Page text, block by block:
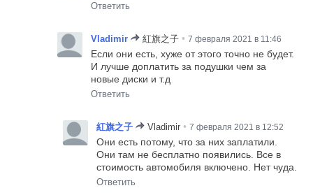
Ответить
Vladimir 紅旗之子 • 7 февраля 2021 в 11:46
Если они есть, хуже от этого точно не будет.
И лучше доплатить за подушки чем за
новые диски и т.д
Ответить
紅旗之子 Vladimir • 7 февраля 2021 в 12:52
Они есть потому, что за них заплатили.
Они там не бесплатно появились. Все в
стоимость автомобиля включено. Нет чуда.
Ответить